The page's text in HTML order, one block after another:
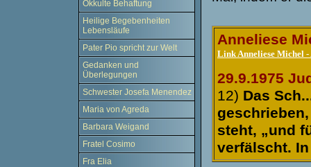
Okkulte Behaftung
Heilige Begebenheiten
Lebensläufe
Pater Pio spricht zur Welt
Gedanken und
Überlegungen
Schwester Josefa Menendez
Maria von Agreda
Barbara Weigand
Fratel Cosimo
Fra Elia
Anneliese
Link Anneliese Michel -
29.9.1975
12) Das
steht, „und
verfälscht.